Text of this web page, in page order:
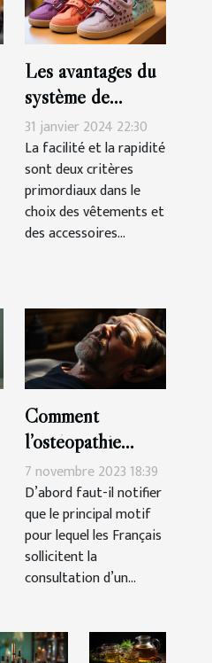
Les avantages du
système de
fermeture à
scratch pour les
chaussures des
filles
31 janvier 2024 22:30
La facilité et la rapidité
sont deux critères
primordiaux dans le
choix des vêtements et
des accessoires...
Comment
l’ostéopathie
peut-il soulager
les douleurs du
corps ?
7 novembre 2023 18:39
D’abord faut-il notifier
que le principal motif
pour lequel les Français
sollicitent la
consultation d’un...